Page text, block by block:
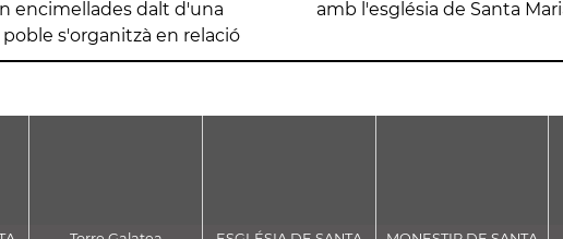
encimellades dalt d'una
s'organitzà en relació
amb l'església de Santa